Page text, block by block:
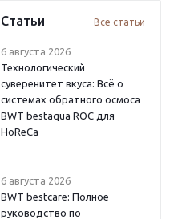
Статьи Все статьи
6 августа 2026
Технологический
суверенитет вкуса: Всё о
системах обратного осмоса
BWT bestaqua ROC для
HoReCa
6 августа 2026
BWT bestcare: Полное
руководство по